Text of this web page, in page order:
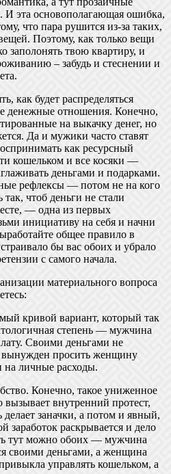
И эта основополагающая ошибка,
что пара рушится из-за таких,
Поэтому, как только вещи
заполонять твою квартиру, и
– забудь и стеснении и
как будет распределяться
денежные отношения. Конечно,
на выкачку денег, но
Да и мужики часто ставят
как ресурсный
кошельком и все косяки —
деньгами и подарками.
рефлексы — потом не на кого
чтоб деньги не стали
— одна из первых
инициативу на себя и начни
общее правило в
бы вас обоих и убрало
с самого начала.
материального вопроса
кривой вариант, который так
степень — мужчина
Своими деньгами не
вынужден просить женщину
на личные расходы.
Конечно, такое униженное
внутренний протест,
делает заначки, а потом и явный,
заработок раскрывается и дело
тут можно обоих — мужчина
своими деньгами, а женщина
управлять кошельком, а